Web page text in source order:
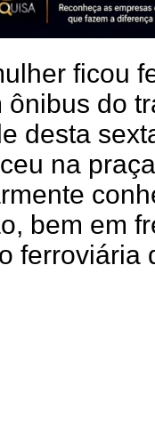
ficou
ônibus do
desta
na
bem em
ferroviária